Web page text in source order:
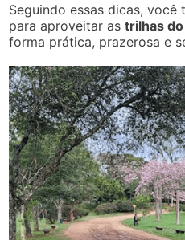
Seguindo essas dicas,
para aproveitar astrilhas
forma prática, prazerosa e